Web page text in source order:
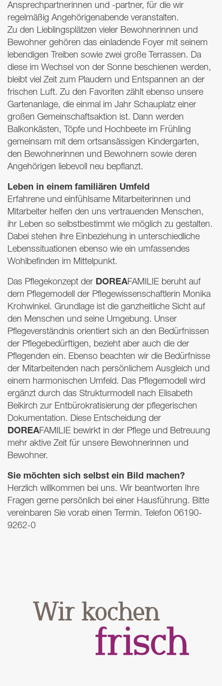
Ansprechpartnerinnen und -partner, für die wir
regelmäßig Angehörigenabende veranstalten.
Zu den Lieblingsplätzen vieler Bewohnerinnen und
Bewohner gehören das einladende Foyer mit seinem
lebendigen Treiben sowie zwei große Terrassen. Da
diese im Wechsel von der Sonne beschienen werden,
bleibt viel Zeit zum Plaudern und Entspannen an der
frischen Luft. Zu den Favoriten zählt ebenso unsere
Gartenanlage, die einmal im Jahr Schauplatz einer
großen Gemeinschaftsaktion ist. Dann werden
Balkonkästen, Töpfe und Hochbeete im Frühling
gemeinsam mit dem ortsansässigen Kindergarten,
den Bewohnerinnen und Bewohnern sowie deren
Angehörigen liebevoll neu bepflanzt.
Leben in einem familiären Umfeld
Erfahrene und einfühlsame Mitarbeiterinnen und
Mitarbeiter helfen den uns vertrauenden Menschen,
ihr Leben so selbstbestimmt wie möglich zu gestalten.
Dabei stehen ihre Einbeziehung in unterschiedliche
Lebenssituationen ebenso wie ein umfassendes
Wohlbefinden im Mittelpunkt.
Das Pflegekonzept der DOREAFAMILIE beruht auf
dem Pflegemodell der Pflegewissenschaftlerin Monika
Krohwinkel. Grundlage ist die ganzheitliche Sicht auf
den Menschen und seine Umgebung. Unser
Pflegeverständnis orientiert sich an den Bedürfnissen
der Pflegebedürftigen, bezieht aber auch die der
Pflegenden ein. Ebenso beachten wir die Bedürfnisse
der Mitarbeitenden nach persönlichem Ausgleich und
einem harmonischen Umfeld. Das Pflegemodell wird
ergänzt durch das Strukturmodell nach Elisabeth
Beikirch zur Entbürokratisierung der pflegerischen
Dokumentation. Diese Entscheidung der
DOREAFAMILIE bewirkt in der Pflege und Betreuung
mehr aktive Zeit für unsere Bewohnerinnen und
Bewohner.
Sie möchten sich selbst ein Bild machen?
Herzlich willkommen bei uns. Wir beantworten Ihre
Fragen gerne persönlich bei einer Hausführung. Bitte
vereinbaren Sie vorab einen Termin. Telefon 06190-
9262-0